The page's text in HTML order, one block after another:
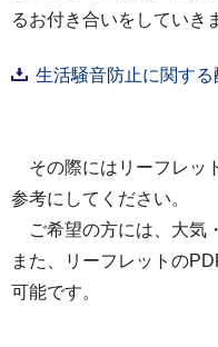
るお付き合いをしていき
生活騒音防止に関する
その際にはリーフレッ
参考にしてください。
ご希望の方には、大気
また、リーフレットの
可能です。